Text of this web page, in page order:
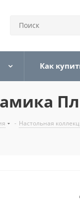
Как
- Настольная